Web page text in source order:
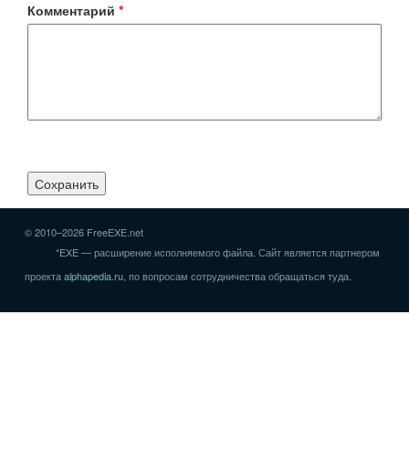
Комментарий *
© 2010–2026 FreeEXE.net
*EXE — расширение исполняемого файла. Сайт является партнером
проектаalphapedia.ru, по вопросам сотрудничества обращаться туда.